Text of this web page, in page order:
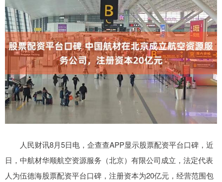
人民财讯8月5日电，企查查APP显示股票配资平台口碑，近
日，中航材华顺航空资源服务（北京）有限公司成立，法定代表
人为伍德海股票配资平台口碑，注册资本为20亿元，经营范围包